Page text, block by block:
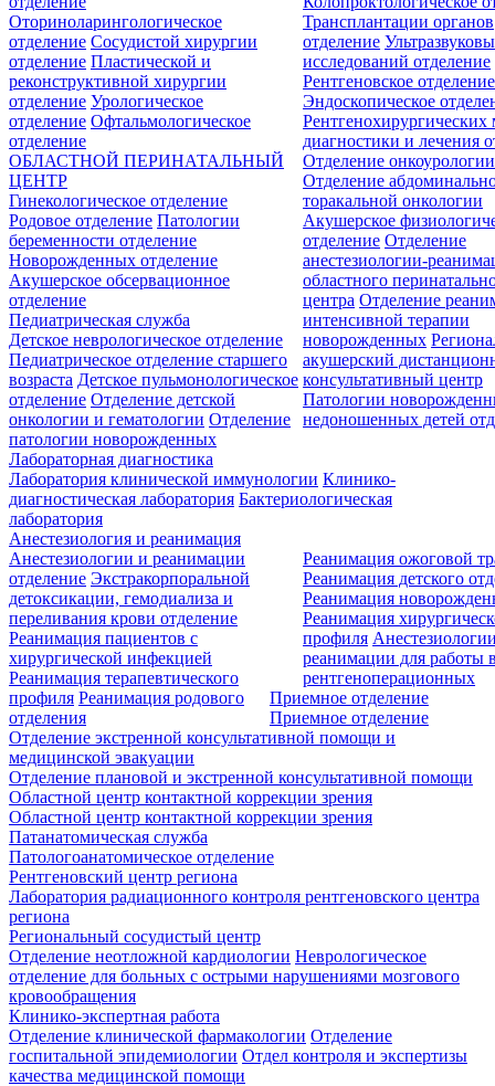
Оториноларингологическое
отделение Сосудистой хирургии
отделение Пластической и
реконструктивной хирургии
отделение Урологическое
отделение Офтальмологическое
отделение
Трансплантации органов
отделение
исследований отделение
Рентгеновское отделение
Эндоскопическое
Рентгенохирургических
диагностики и лечения
Отделение онкоурологии
Отделение
торакальной онкологии
ОБЛАСТНОЙ ПЕРИНАТАЛЬНЫЙ
ЦЕНТР
Гинекологическое отделение
Родовое отделение Патологии
беременности отделение
Новорожденных отделение
Акушерское обсервационное
отделение
Акушерское
отделение Отделение
анестезиологии-
областного
центра Отделение
интенсивной терапии
новорожденных
акушерский
консультативный центр
Патологии
недоношенных детей
Педиатрическая служба
Детское неврологическое отделение
Педиатрическое отделение старшего
возраста Детское пульмонологическое
отделение Отделение детской
онкологии и гематологии Отделение
патологии новорожденных
Лабораторная диагностика
Лаборатория клинической иммунологии Клинико-
диагностическая лаборатория Бактериологическая
лаборатория
Анестезиология и реанимация
Анестезиологии и реанимации
отделение Экстракорпоральной
детоксикации, гемодиализа и
переливания крови отделение
Реанимация пациентов с
хирургической инфекцией
Реанимация терапевтического
профиля Реанимация родового
отделения
Реанимация ожоговой
Реанимация детского
Реанимация
Реанимация
профиля
реанимации для работы
рентгеноперационных
Приемное отделение
Приемное отделение
Отделение экстренной консультативной помощи и
медицинской эвакуации
Отделение плановой и экстренной консультативной помощи
Областной центр контактной коррекции зрения
Областной центр контактной коррекции зрения
Патанатомическая служба
Патологоанатомическое отделение
Рентгеновский центр региона
Лаборатория радиационного контроля рентгеновского центра
региона
Региональный сосудистый центр
Отделение неотложной кардиологии Неврологическое
отделение для больных с острыми нарушениями мозгового
кровообращения
Клинико-экспертная работа
Отделение клинической фармакологии Отделение
госпитальной эпидемиологии Отдел контроля и экспертизы
качества медицинской помощи